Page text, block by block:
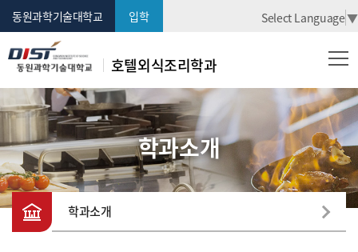
동원과학기술대학교 입학 Select Language▼
호텔외식조리학과
학과소개
학과소개